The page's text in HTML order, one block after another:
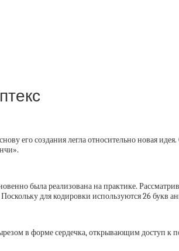
его создания легла относительно новая
была реализована на практике.
для кодировки используются 26
в форме сердечка, открывающим доступ